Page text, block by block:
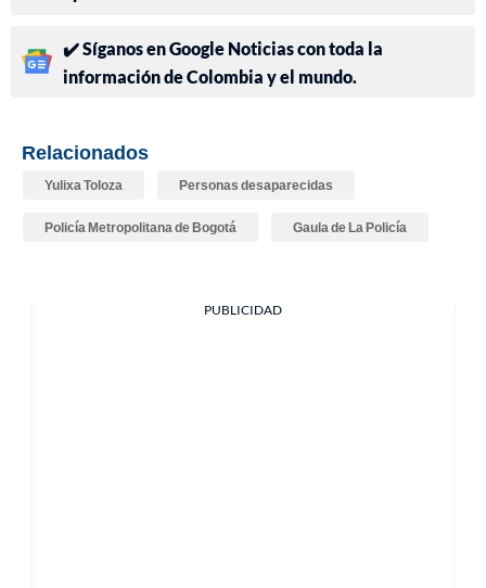
✔️ Síganos en Google Noticias con toda la
información de Colombia y el mundo.
Relacionados
Yulixa Toloza Personas desaparecidas
Policía Metropolitana de Bogotá Gaula de La Policía
PUBLICIDAD